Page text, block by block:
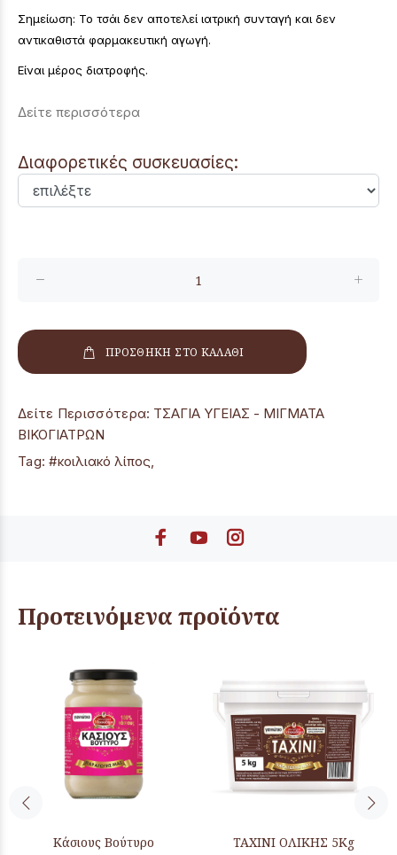
Σημείωση: Το τσάι δεν αποτελεί ιατρική συνταγή και δεν
αντικαθιστά φαρμακευτική αγωγή.
Είναι μέρος διατροφής.
Δείτε περισσότερα
Διαφορετικές συσκευασίες:
ΠΡΟΣΘΗΚΗ ΣΤΟ ΚΑΛΑΘΙ
Δείτε Περισσότερα: ΤΣΑΓΙΑ ΥΓΕΙΑΣ - ΜΙΓΜΑΤΑ
ΒΙΚΟΓΙΑΤΡΩΝ
Tag: #κοιλιακό λίπος,
Προτεινόμενα προϊόντα
Κάσιους Βούτυρο ΤΑΧΙΝΙ ΟΛΙΚΗΣ 5Kg